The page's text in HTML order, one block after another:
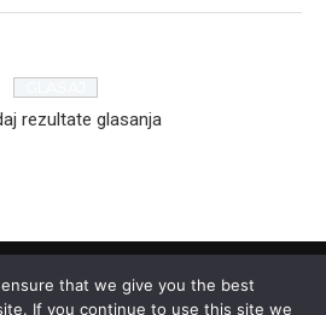
rezultate glasanja
that we give you the best
If you continue to use this site we